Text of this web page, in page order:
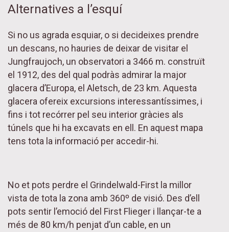
Alternatives a l’esquí
Si no us agrada esquiar, o si decideixes prendre
un descans, no hauries de deixar de visitar el
Jungfraujoch, un observatori a 3466 m. construït
el 1912, des del qual podràs admirar la major
glacera d’Europa, el Aletsch, de 23 km. Aquesta
glacera ofereix excursions interessantíssimes, i
fins i tot recórrer pel seu interior gràcies als
túnels que hi ha excavats en ell. En aquest mapa
tens tota la informació per accedir-hi.
No et pots perdre el Grindelwald-First la millor
vista de tota la zona amb 360º de visió. Des d’ell
pots sentir l’emoció del First Flieger i llançar-te a
més de 80 km/h penjat d’un cable, en un